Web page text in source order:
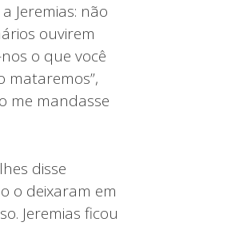
Jeremias: não
ouvirem
o que você
mataremos”,
me mandasse
disse
o deixaram em
Jeremias ficou